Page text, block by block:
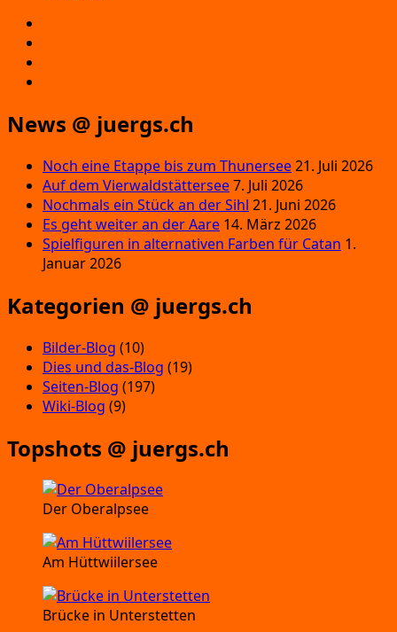
News @ juergs.ch
Noch eine Etappe bis zum Thunersee21. Juli 2026
Auf dem Vierwaldstättersee7. Juli 2026
Nochmals ein Stück an der Sihl 21. Juni 2026
Es geht weiter an der Aare 14. März 2026
Spielfiguren in alternativen Farben für Catan 1.
Januar 2026
Kategorien @ juergs.ch
Bilder-Blog (10)
Dies und das-Blog (19)
Seiten-Blog (197)
Wiki-Blog (9)
Topshots @ juergs.ch
Der Oberalpsee
Am Hüttwiilersee
Brücke in Unterstetten